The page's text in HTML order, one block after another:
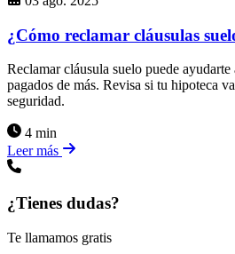
¿Cómo reclamar cláusulas
Reclamar cláusula suelo puede ayudarte
pagados de más. Revisa si tu hipoteca
seguridad.
4 min
Leer más
¿Tienes dudas?
Te llamamos gratis